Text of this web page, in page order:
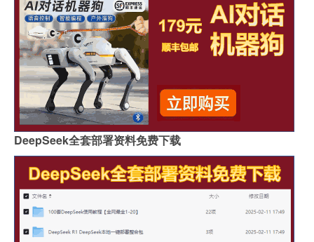
DeepSeek全套部署资料免费下载